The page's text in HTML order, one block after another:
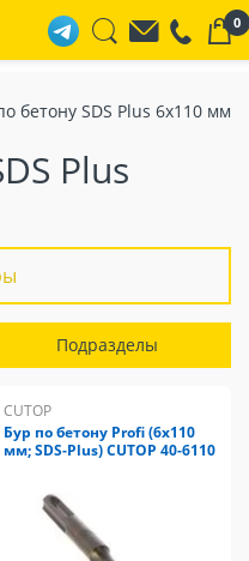
0
бетону SDS Plus 6x110 мм
Plus
Подразделы
CUTOP
Бур по бетону Profi (6х110
мм; SDS-Plus) CUTOP 40-6110